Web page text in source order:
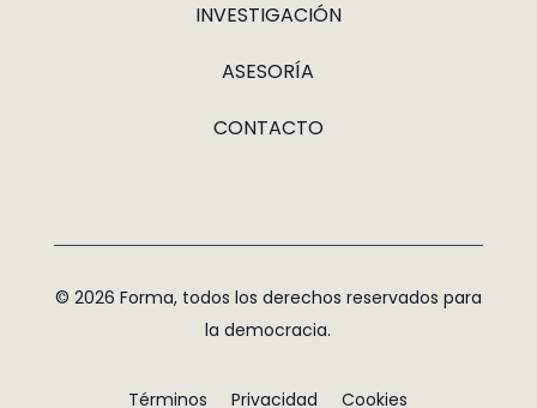
INVESTIGACIÓN
ASESORÍA
CONTACTO
© 2026 Forma, todos los derechos reservados para
la democracia.
Términos Privacidad Cookies